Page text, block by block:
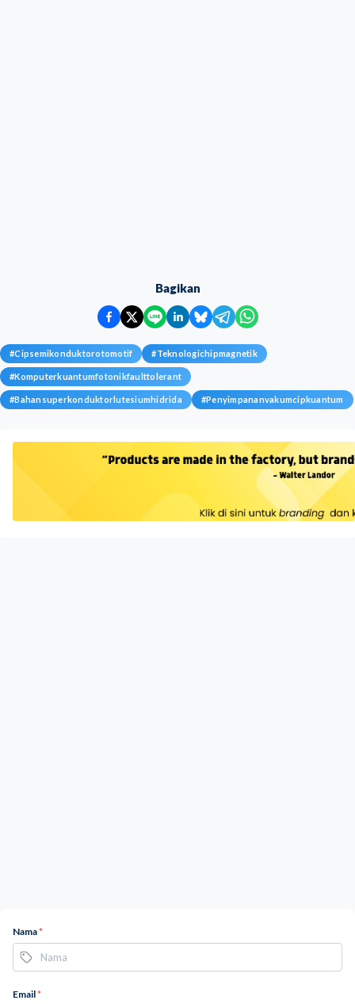
Bagikan
#Cipsemikonduktorotomotif #Teknologichipmagnetik
#Komputerkuantumfotonikfaulttolerant
#Bahansuperkonduktorlutesiumhidrida #Penyimpananvakumcipkuantum
Nama*
Email*